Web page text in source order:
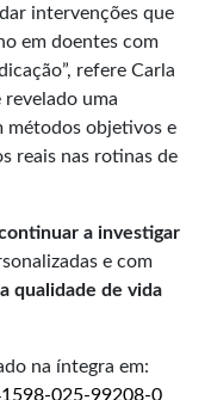
intervenções que
em doentes com
refere Carla
revelado uma
métodos objetivos e
reais nas rotinas de
a investigar
e com
qualidade de vida
na íntegra em:
025-99208-0